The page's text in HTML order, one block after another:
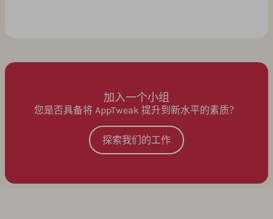
加入一个小组
您是否具备将 AppTweak 提升到新水平的素质？
探索我们的工作